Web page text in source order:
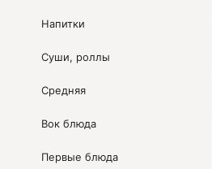
Напитки
Суши, роллы
Средняя
Вок блюда
Первые блюда